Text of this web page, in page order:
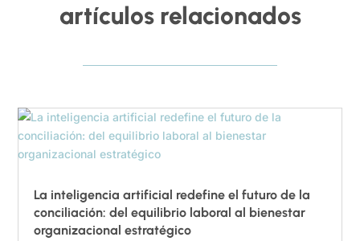
artículos relacionados
La inteligencia artificial redefine el futuro de la
conciliación: del equilibrio laboral al bienestar
organizacional estratégico